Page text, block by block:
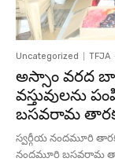
Uncategorized TFJA
అస్సాం వరద
వస్తువులను
బసవరామ తారకం
స్వర్గీయ నందమూరి
నందమూరి బసవరామ